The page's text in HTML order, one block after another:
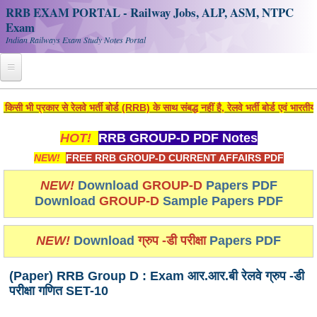
RRB EXAM PORTAL - Railway Jobs, ALP, ASM, NTPC
Exam
Indian Railways Exam Study Notes Portal
Register
Railway JOBS
RRB Apply Online
RRB Official Helpline
RRB Portal - हिन्दी
Study Notes
प्रकार से रेलवे भर्ती बोर्ड (RRB) के साथ संबद्ध नहीं है, रेलवे भर्ती बोर्ड एवं भारतीय
HOT! RRB GROUP-D PDF Notes
NEW! FREE RRB GROUP-D CURRENT AFFAIRS PDF
NEW! Download GROUP-DPapers PDF
Download GROUP-DSample Papers PDF
NEW! Downloadग्रुप -डी परीक्षाPapers PDF
(Paper) RRB Group D : Exam आर.आर.बी रेलवे ग्रुप -डी
परीक्षा गणित SET-10